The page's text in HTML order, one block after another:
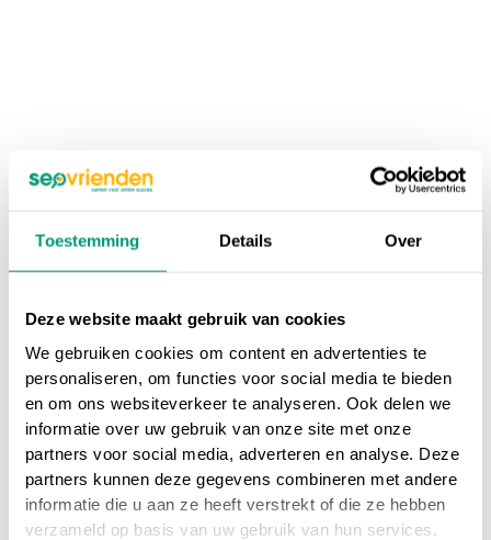
Toestemming Details Over
Deze website maakt gebruik van cookies
We gebruiken cookies om content en advertenties te
personaliseren, om functies voor social media te bieden
en om ons websiteverkeer te analyseren. Ook delen we
informatie over uw gebruik van onze site met onze
partners voor social media, adverteren en analyse. Deze
partners kunnen deze gegevens combineren met andere
informatie die u aan ze heeft verstrekt of die ze hebben
verzameld op basis van uw gebruik van hun services.